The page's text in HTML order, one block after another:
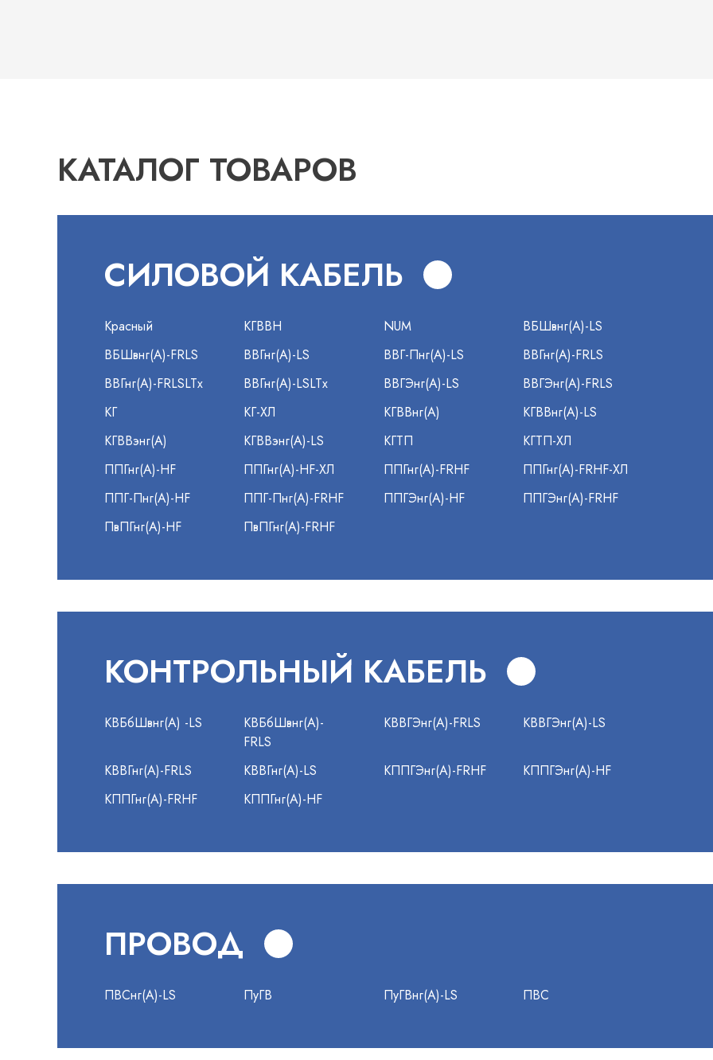
КАТАЛОГ ТОВАРОВ
СИЛОВОЙ КАБЕЛЬ
Красный КГВВН NUM
ВБШвнг(А)-LS
ВБШвнг(А)-FRLS
ВВГнг(А)-LS ВВГ-Пнг(А)-LS
ВВГнг(А)-FRLS
ВВГнг(А)-FRLSLTx
ВВГнг(А)-LSLTx ВВГЭнг(А)-LS
ВВГЭнг(А)-FRLS
КГ
КГ-ХЛ КГВВнг(А)
КГВВнг(А)-LS
КГВВэнг(А)
КГВВэнг(А)-LS КГТП
КГТП-ХЛ
ППГнг(А)-HF
ППГнг(А)-HF-ХЛ ППГнг(А)-FRHF
ППГнг(А)-FRHF-ХЛ
ППГ-Пнг(А)-HF
ППГ-Пнг(А)-FRHF ППГЭнг(А)-HF
ППГЭнг(А)-FRHF
ПвПГнг(А)-HF
ПвПГнг(А)-FRHF
КОНТРОЛЬНЫЙ КАБЕЛЬ
КВБбШвнг(А) -LS
КВБбШвнг(А)-
FRLS
КВВГЭнг(А)-FRLS КВВГЭнг(А)-LS
КВВГнг(А)-FRLS КВВГнг(А)-LS КППГЭнг(А)-FRHF
КППГЭнг(А)-HF
КППГнг(А)-FRHF
КППГнг(А)-HF
ПРОВОД
ПВСнг(А)-LS ПуГВ ПуГВнг(А)-LS ПВС